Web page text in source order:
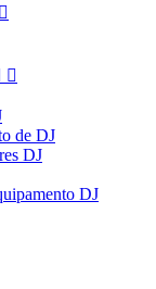


de DJ
DJ
DJ